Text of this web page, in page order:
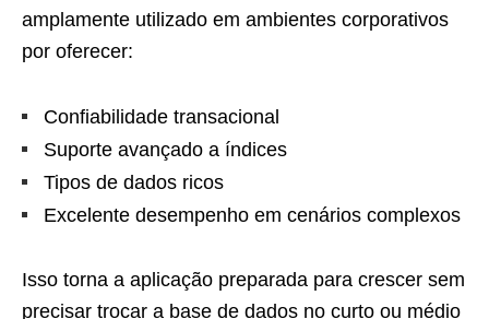
amplamente utilizado em ambientes corporativos
por oferecer:
Confiabilidade transacional
Suporte avançado a índices
Tipos de dados ricos
Excelente desempenho em cenários complexos
Isso torna a aplicação preparada para crescer sem
precisar trocar a base de dados no curto ou médio